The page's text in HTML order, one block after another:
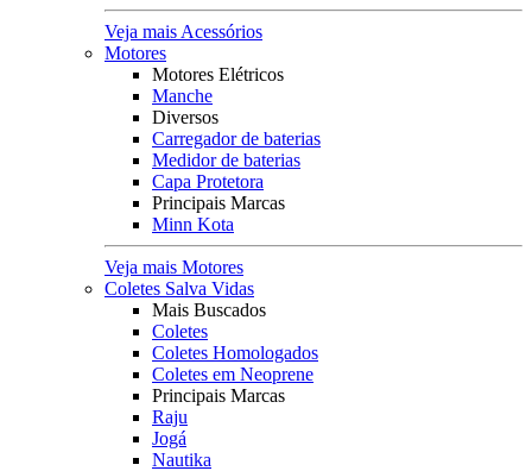
Veja mais Acessórios
Motores
Motores Elétricos
Manche
Diversos
Carregador de baterias
Medidor de baterias
Capa Protetora
Principais Marcas
Minn Kota
Veja mais Motores
Coletes Salva Vidas
Mais Buscados
Coletes
Coletes Homologados
Coletes em Neoprene
Principais Marcas
Raju
Jogá
Nautika